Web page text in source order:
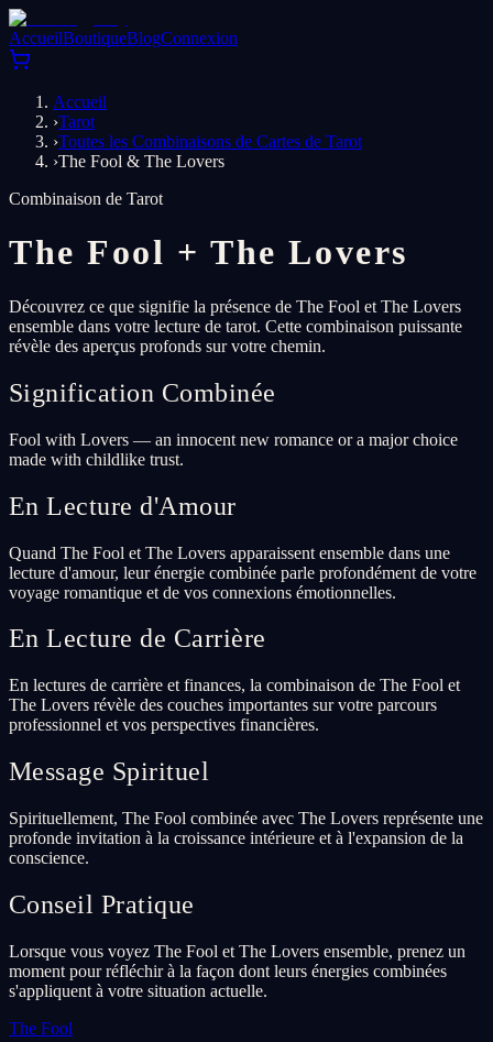
AccueilBoutiqueBlogConnexion
Accueil
›Tarot
›Toutes les Combinaisons de Cartes de Tarot
›The Fool & The Lovers
Combinaison de Tarot
The Fool +The Lovers
Découvrez ce que signifie la présence de The Fool et The Lovers
ensemble dans votre lecture de tarot. Cette combinaison puissante
révèle des aperçus profonds sur votre chemin.
Signification Combinée
Fool with Lovers — an innocent new romance or a major choice
made with childlike trust.
En Lecture d'Amour
Quand The Fool et The Lovers apparaissent ensemble dans une
lecture d'amour, leur énergie combinée parle profondément de votre
voyage romantique et de vos connexions émotionnelles.
En Lecture de Carrière
En lectures de carrière et finances, la combinaison de The Fool et
The Lovers révèle des couches importantes sur votre parcours
professionnel et vos perspectives financières.
Message Spirituel
Spirituellement, The Fool combinée avec The Lovers représente une
profonde invitation à la croissance intérieure et à l'expansion de la
conscience.
Conseil Pratique
Lorsque vous voyez The Fool et The Lovers ensemble, prenez un
moment pour réfléchir à la façon dont leurs énergies combinées
s'appliquent à votre situation actuelle.
The Fool